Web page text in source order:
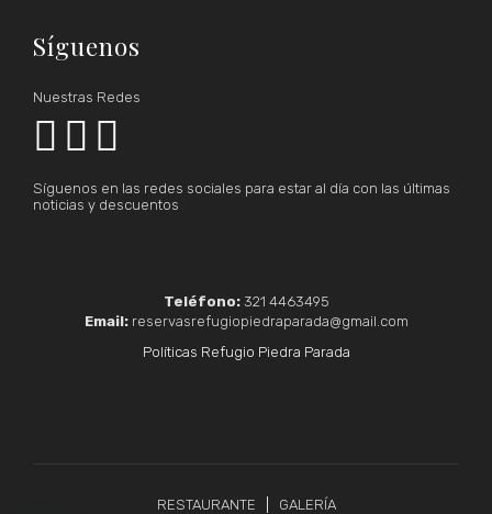
Síguenos
Nuestras Redes
  
Síguenos en las redes sociales para estar al día con las últimas
noticias y descuentos
Teléfono:321 4463495
Email:reservasrefugiopiedraparada@gmail.com
Políticas Refugio Piedra Parada
RESTAURANTE GALERÍA